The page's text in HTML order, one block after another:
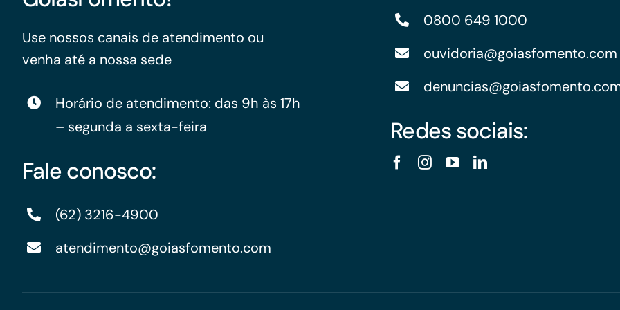
Use nossos canais de atendimento ou
venha até a nossa sede
Horário de atendimento: das 9h às 17h
– segunda a sexta-feira
Fale conosco:
(62) 3216-4900
atendimento@goiasfomento.com
0800 649 1000
ouvidoria@goiasfomento.com
Redes sociais: